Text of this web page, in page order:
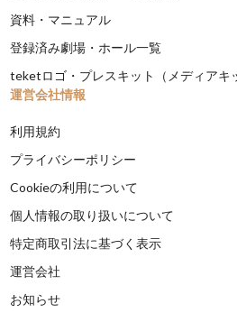
資料・マニュアル
登録済み劇場・ホール一覧
teketロゴ・プレスキット（メディアキ
運営会社情報
利用規約
プライバシーポリシー
Cookieの利用について
個人情報の取り扱いについて
特定商取引法に基づく表示
運営会社
お知らせ